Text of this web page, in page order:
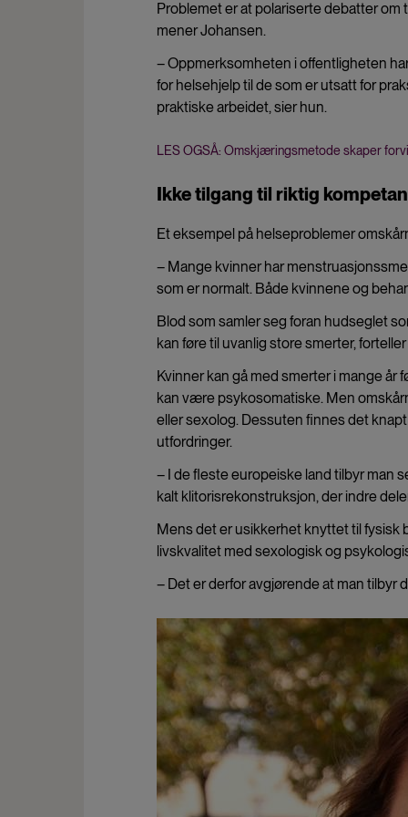
Problemet er at polariserte debatter
mener Johansen.
– Oppmerksomheten i offentligheten
for helsehjelp til de som er utsatt for
praktiske arbeidet, sier hun.
LES OGSÅ: Omskjæringsmetode skaper
Ikke tilgang til riktig
Et eksempel på helseproblemer
– Mange kvinner har
som er normalt. Både kvinnene og
Blod som samler seg foran hudseglet
kan føre til uvanlig store smerter, forteller
Kvinner kan gå med smerter i mange
kan være psykosomatiske. Men
eller sexolog. Dessuten finnes det
utfordringer.
– I de fleste europeiske land tilbyr man
kalt klitorisrekonstruksjon, der indre
Mens det er usikkerhet knyttet til fysisk
livskvalitet med sexologisk og
– Det er derfor avgjørende at man tilbyr